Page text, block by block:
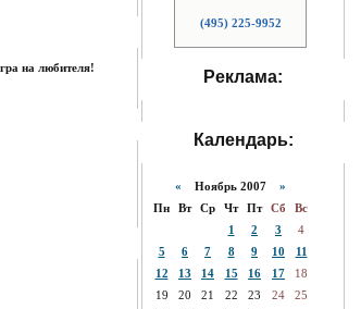
на любителя!
(495) 225-9952
Реклама:
Календарь:
« Ноябрь 2007 »
Пн
Вт Ср Чт Пт Сб
Вс
1
2 3
4
5
6 7 8 9 10
11
12
13 14 15 16 17
18
19
20 21 22 23 24
25